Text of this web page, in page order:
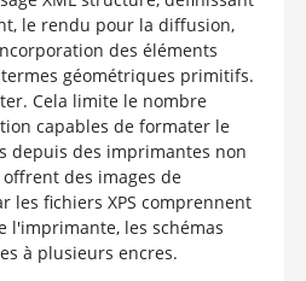
le rendu pour la diffusion,
des éléments
géométriques primitifs.
Cela limite le nombre
capables de formater le
depuis des imprimantes non
des images de
les fichiers XPS comprennent
l'imprimante, les schémas
à plusieurs encres.